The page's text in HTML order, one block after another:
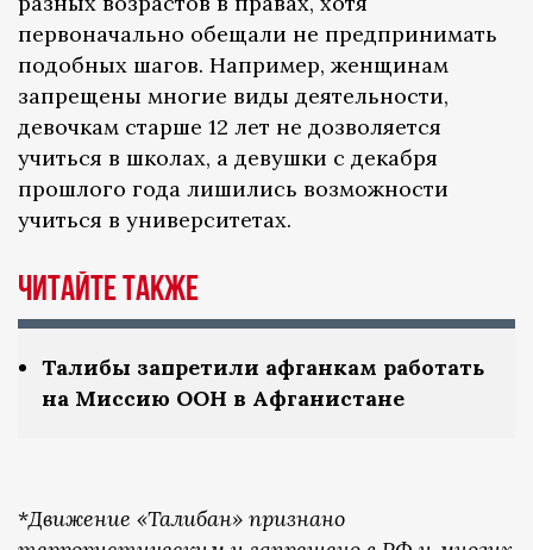
первоначально обещали не предпринимать
подобных шагов. Например, женщинам
запрещены многие виды деятельности,
девочкам старше 12 лет не дозволяется
учиться в школах, а девушки с декабря
прошлого года лишились возможности
учиться в университетах.
Читайте также
Талибы запретили афганкам работать
на Миссию ООН в Афганистане
*Движение «Талибан» признано